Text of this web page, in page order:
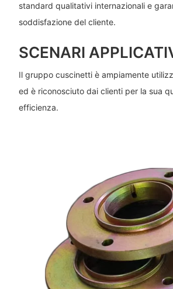
standard qualitativi internazionali e
soddisfazione del cliente.
SCENARI
Il gruppo cuscinetti è ampiamente
ed è riconosciuto dai clienti per la sua
efficienza.